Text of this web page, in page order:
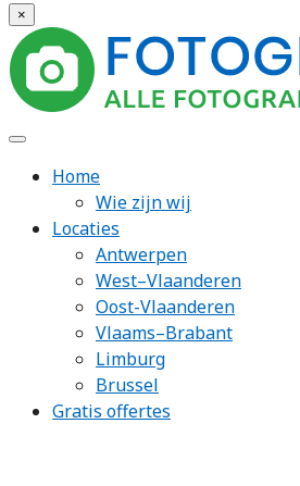
×
Home
Wie zijn wij
Locaties
Antwerpen
West–Vlaanderen
Oost-Vlaanderen
Vlaams–Brabant
Limburg
Brussel
Gratis offertes